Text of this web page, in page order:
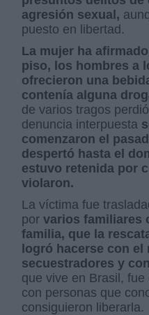
agresión sexual,
puesto en libertad.
La mujer ha
piso, los hombres a
ofrecieron una
contenía alguna
de varios tragos
denuncia interpuesta
comenzaron el
despertó hasta el
estuvo retenida por
violaron.
La víctima fue
por varios familiares
familia, que la
logró hacerse con el
secuestradores y
que vive en Brasil,
con personas que
consiguieron liberarla.